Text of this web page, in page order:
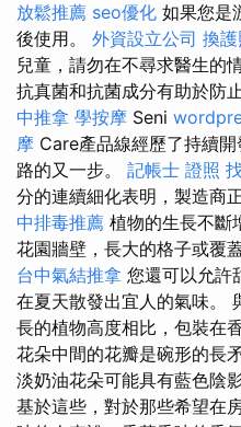
放鬆推薦 seo優化 如果您是
後使用。 外資設立公司 換護
兒童，請勿在不尋求醫生的
抗真菌和抗菌成分有助於防
中推拿 學按摩 Seni
摩 Care產品線經歷了持續
路的又一步。 記帳士 證照
分的連續細化表明，製造商
中排毒推薦 植物的生長不斷
花園牆壁，長大的格子或覆
台中氣結推拿 您還可以允許
在夏天散發出宜人的氣味。
長的植物高度相比，包裝在
花朵中間的花瓣是碗形的長
淡奶油花朵可能具有藍色陰
基於這些，對於那些希望在